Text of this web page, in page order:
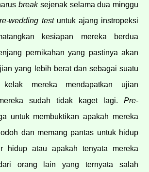
breaksejenak selama dua minggu
wedding testuntuk ajang instropeksi
kesiapan mereka berdua
pernikahan yang pastinya akan
yang lebih berat dan sebagai suatu
mereka mendapatkan ujian
sudah tidak kaget lagi. Pre-
untuk membuktikan apakah mereka
dan memang pantas untuk hidup
hidup atau apakah tenyata mereka
orang lain yang ternyata salah